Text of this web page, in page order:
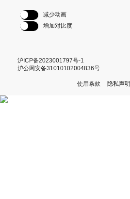
减少动画
增加对比度
沪ICP备2023001797号-1
沪公网安备31010102004836号
使用条款 隐私声明